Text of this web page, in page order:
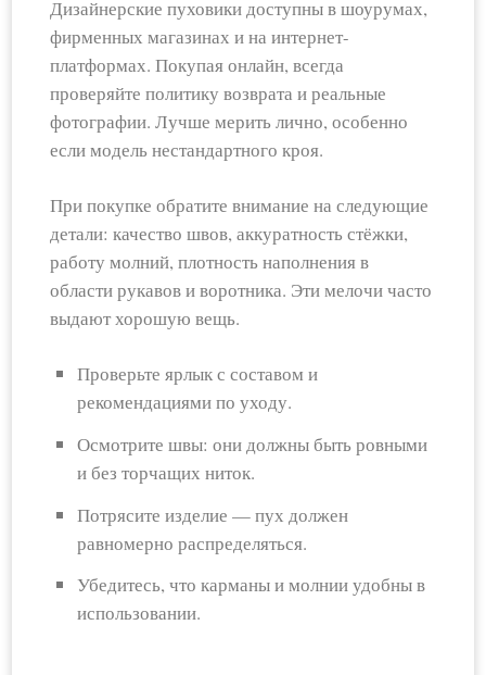
Дизайнерские пуховики доступны в шоурумах,
фирменных магазинах и на интернет-
платформах. Покупая онлайн, всегда
проверяйте политику возврата и реальные
фотографии. Лучше мерить лично, особенно
если модель нестандартного кроя.
При покупке обратите внимание на следующие
детали: качество швов, аккуратность стёжки,
работу молний, плотность наполнения в
области рукавов и воротника. Эти мелочи часто
выдают хорошую вещь.
Проверьте ярлык с составом и
рекомендациями по уходу.
Осмотрите швы: они должны быть ровными
и без торчащих ниток.
Потрясите изделие — пух должен
равномерно распределяться.
Убедитесь, что карманы и молнии удобны в
использовании.